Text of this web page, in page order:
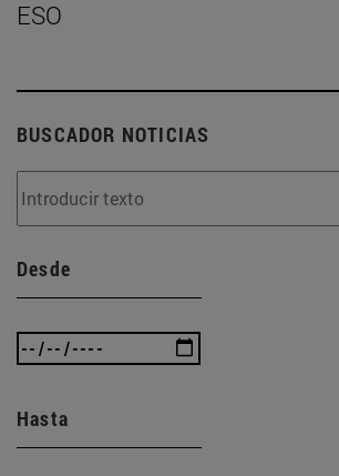
ESO
BUSCADOR NOTICIAS
Desde
Hasta